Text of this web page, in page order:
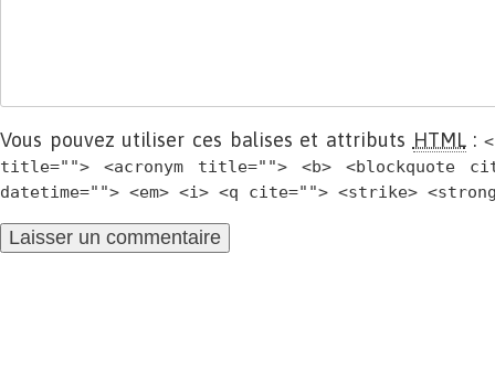
Vous pouvez utiliser ces balises et attributs HTML:
title=""> <acronym title=""> <b> <blockquote
datetime=""> <em> <i> <q cite=""> <strike>